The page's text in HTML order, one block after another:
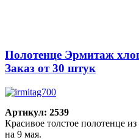
Полотенце Эрмитаж
Заказ от 30 штук
Артикул: 2539
Красивое толстое полотенце
на 9 мая.